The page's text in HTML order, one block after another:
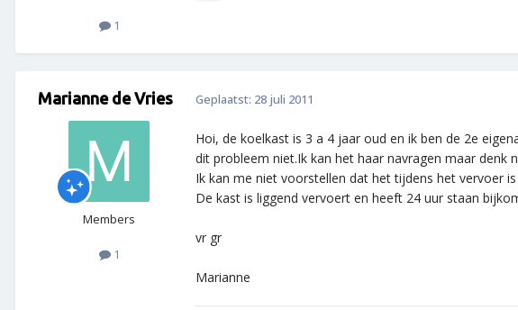
1
Marianne de Vries
Members
1
Geplaatst: 28 juli 2011
Hoi, de koelkast is 3 a 4 jaar oud en ik ben de 2e
dit probleem niet.Ik kan het haar navragen maar denk
Ik kan me niet voorstellen dat het tijdens het vervoer
De kast is liggend vervoert en heeft 24 uur staan
vr gr
Marianne